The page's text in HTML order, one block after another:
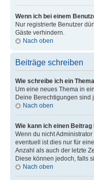
Wenn ich bei einem
Nur registrierte Benutzer
Gäste verhindern.
Nach oben
Beiträge schreiben
Wie schreibe ich ein
Um eine neues Thema in
Deine Berechtigungen sind
Nach oben
Wie kann ich einen
Wenn du nicht
eventuell ist dies nur für
Anzahl als auch der letzte
Diese können jedoch, falls
Nach oben